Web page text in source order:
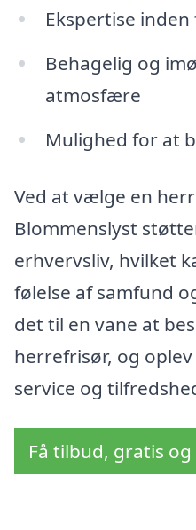
Ekspertise
Behagelig og
atmosfære
Mulighed for at
Ved at vælge en
Blommenslyst
erhvervsliv, hvilket
følelse af samfund
det til en vane at
herrefrisør, og
service og
Få tilbud, gratis